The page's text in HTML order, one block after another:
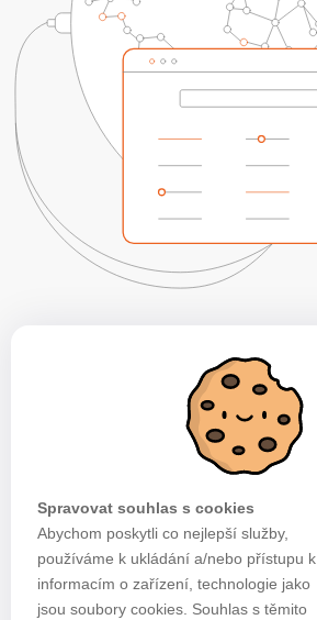
Spravovat souhlas s cookies
Abychom poskytli co nejlepší služby,
používáme k ukládání a/nebo přístupu k
informacím o zařízení, technologie jako
jsou soubory cookies. Souhlas s těmito